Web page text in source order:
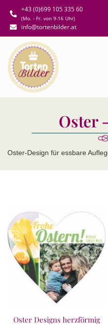
+43 (0)699 105 335 60
(Mo. - Fr. von 9-16 Uhr)
info@tortenbilder.at
Oster
Oster-Design für essbare
Oster Designs herzförmig